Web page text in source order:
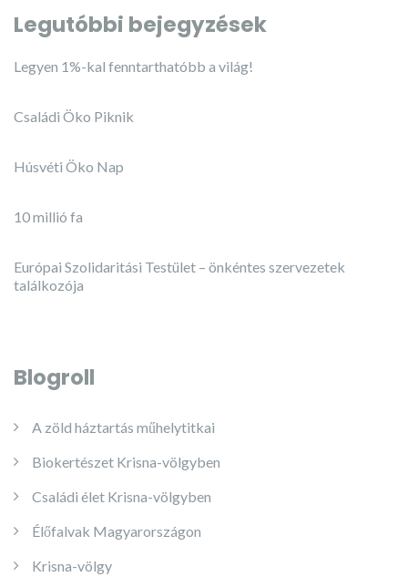
Legutóbbi bejegyzések
Legyen 1%-kal fenntarthatóbb a világ!
Családi Öko Piknik
Húsvéti Öko Nap
10 millió fa
Európai Szolidaritási Testület – önkéntes szervezetek
találkozója
Blogroll
A zöld háztartás műhelytitkai
Biokertészet Krisna-völgyben
Családi élet Krisna-völgyben
Élőfalvak Magyarországon
Krisna-völgy